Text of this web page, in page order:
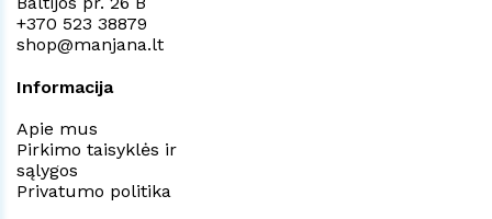
+370 523 38879
shop@manjana.lt
Informacija
Apie mus
Pirkimo taisyklės ir
sąlygos
Privatumo politika